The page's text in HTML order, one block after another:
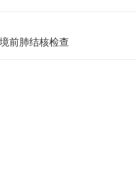
前肺结核检查